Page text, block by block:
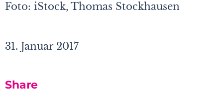
Foto: iStock, Thomas Stockhausen
31. Januar 2017
Share